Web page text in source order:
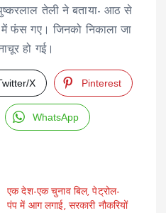
तेली ने बताया- आठ से
में फंस गए। जिनको निकाला जा
हो गई।
X Pinterest
WhatsApp
एक देश-एक चुनाव बिल, पेट्रोल-
पंप में आग लगाई, सरकारी नौ​करियों